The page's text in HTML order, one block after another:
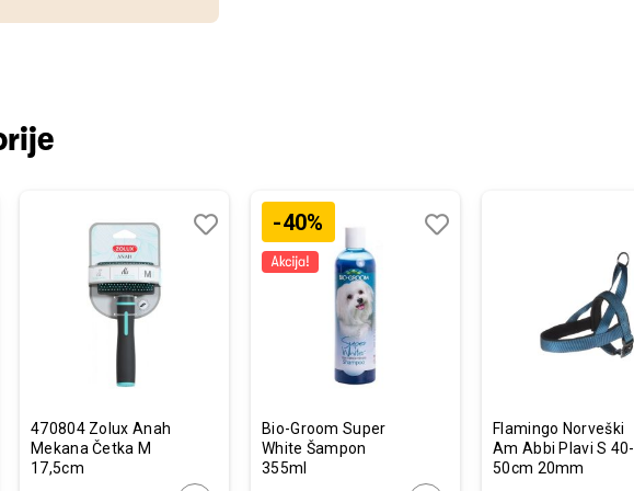
470804 Zolux Anah
Mekana Četka M
17,5cm
-40%
Bio-Groom Super
White Šampon
355ml
Flamingo Norveški
Am Abbi Plavi S 40-
50cm 20mm